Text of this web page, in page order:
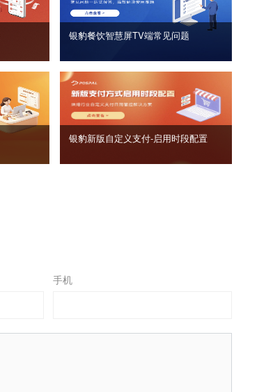
银豹餐饮智慧屏TV端常见问题
银豹新版自定义支付‑启用时段配置
手机